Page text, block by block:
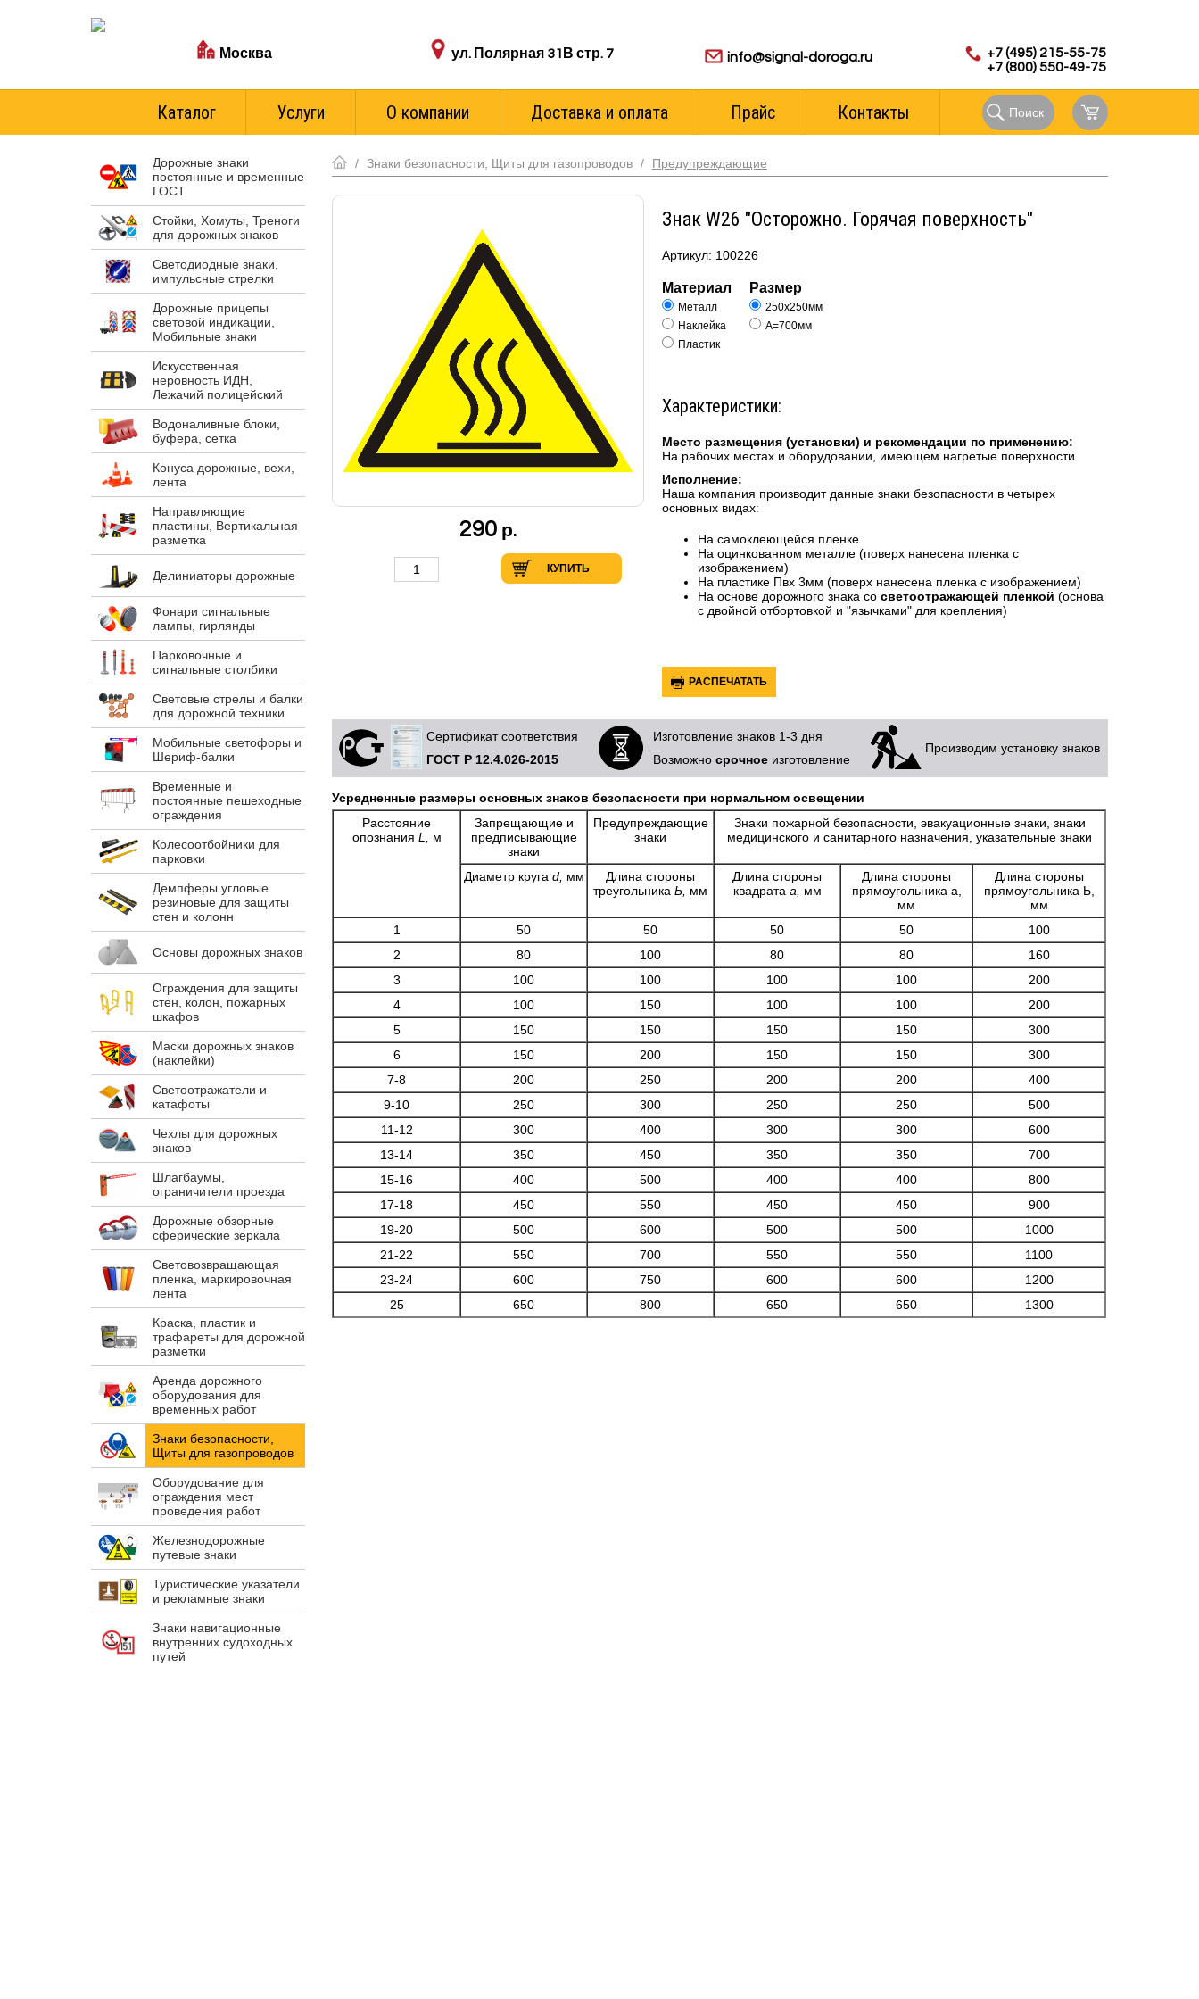
Москва
ул. Полярная 31В стр. 7
info@signal-doroga.ru
+7 (495) 215-55-75
+7 (800) 550-49-75
Каталог Услуги О компании Доставка и оплата Прайс Контакты Поиск
/ Знаки безопасности, Щиты для газопроводов / Предупреждающие
Знак W26 "Осторожно. Горячая поверхность"
Артикул: 100226
Материал
Металл
Наклейка
Пластик
Размер
250х250мм
А=700мм
Характеристики:
Место размещения (установки) и рекомендации по применению:
На рабочих местах и оборудовании, имеющем нагретые поверхности.
Исполнение:
Наша компания производит данные знаки безопасности в четырех
основных видах:
На самоклеющейся пленке
На оцинкованном металле (поверх нанесена пленка с
изображением)
На пластике Пвх 3мм (поверх нанесена пленка с изображением)
На основе дорожного знака со светоотражающей пленкой (основа
с двойной отбортовкой и "язычками" для крепления)
РАСПЕЧАТАТЬ
290 р.
КУПИТЬ
Сертификат соответствия
ГОСТ Р 12.4.026-2015
Изготовление знаков 1-3 дня
Возможно срочное изготовление
Производим установку знаков
Усредненные размеры основных знаков безопасности при нормальном освещении
Расстояние
опознания L, м
Запрещающие и
предписываю­щие
знаки
Предупреж­дающие
знаки
Знаки пожарной безопасности, эвакуационные знаки, знаки
медицинского и санитарного назначения, указательные знаки
Диаметр круга d, мм
Длина стороны
треугольника Ь, мм
Длина стороны
квадрата а, мм
Длина стороны
прямоугольника а,
мм
Длина стороны
прямоугольника Ь,
мм
1
50 50 50 50
100
2
80 100 80 80
160
3
100 100 100 100
200
4
100 150 100 100
200
5
150 150 150 150
300
6
150 200 150 150
300
7-8
200 250 200 200
400
9-10
250 300 250 250
500
11-12
300 400 300 300
600
13-14
350 450 350 350
700
15-16
400 500 400 400
800
17-18
450 550 450 450
900
19-20
500 600 500 500
1000
21-22
550 700 550 550
1100
23-24
600 750 600 600
1200
25
650 800 650 650 1300
Дорожные знаки
постоянные и временные
ГОСТ
Стойки, Хомуты, Треноги
для дорожных знаков
Светодиодные знаки,
импульсные стрелки
Дорожные прицепы
световой индикации,
Мобильные знаки
Искусственная
неровность ИДН,
Лежачий полицейский
Водоналивные блоки,
буфера, сетка
Конуса дорожные, вехи,
лента
Направляющие
пластины, Вертикальная
разметка
Делиниаторы дорожные
Фонари сигнальные
лампы, гирлянды
Парковочные и
сигнальные столбики
Световые стрелы и балки
для дорожной техники
Мобильные светофоры и
Шериф-балки
Временные и
постоянные пешеходные
ограждения
Колесоотбойники для
парковки
Демпферы угловые
резиновые для защиты
стен и колонн
Основы дорожных знаков
Ограждения для защиты
стен, колон, пожарных
шкафов
Маски дорожных знаков
(наклейки)
Светоотражатели и
катафоты
Чехлы для дорожных
знаков
Шлагбаумы,
ограничители проезда
Дорожные обзорные
сферические зеркала
Световозвращающая
пленка, маркировочная
лента
Краска, пластик и
трафареты для дорожной
разметки
Аренда дорожного
оборудования для
временных работ
Знаки безопасности,
Щиты для газопроводов
Оборудование для
ограждения мест
проведения работ
Железнодорожные
путевые знаки
Туристические указатели
и рекламные знаки
Знаки навигационные
внутренних судоходных
путей